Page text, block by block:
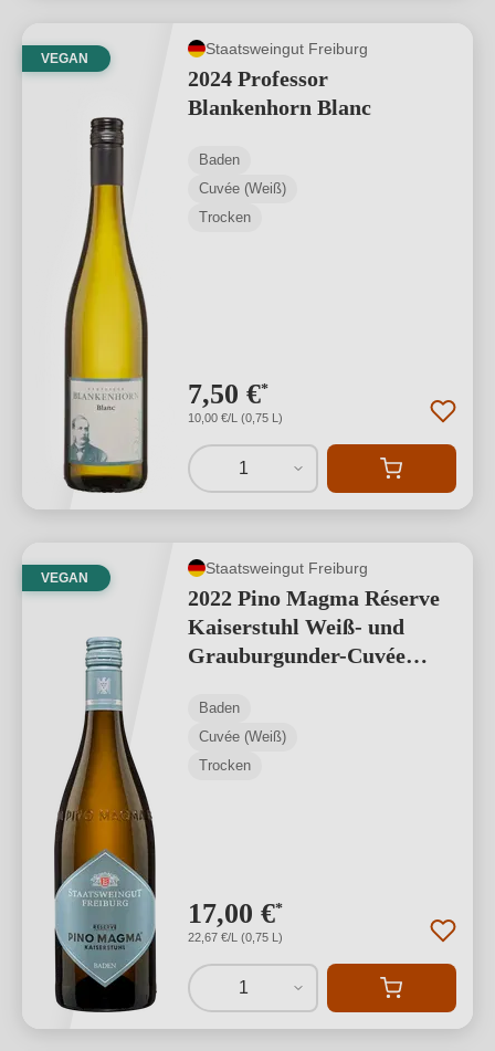
VEGAN
Staatsweingut Freiburg
2024 Professor
Blankenhorn Blanc
Baden
Cuvée (Weiß)
Trocken
7,50 €*
10,00 €/L (0,75 L)
1
VEGAN
Staatsweingut Freiburg
2022 Pino Magma Réserve
Kaiserstuhl Weiß- und
Grauburgunder-Cuvée
Baden
Cuvée (Weiß)
Trocken
17,00 €*
22,67 €/L (0,75 L)
1